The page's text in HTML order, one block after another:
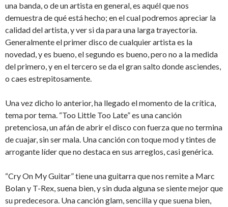
una banda, o de un artista en general, es aquél que nos
demuestra de qué está hecho; en el cual podremos apreciar la
calidad del artista, y ver si da para una larga trayectoria.
Generalmente el primer disco de cualquier artista es la
novedad, y es bueno, el segundo es bueno, pero no a la medida
del primero, y en el tercero se da el gran salto donde asciendes,
o caes estrepitosamente.
Una vez dicho lo anterior, ha llegado el momento de la crítica,
tema por tema. “Too Little Too Late” es una canción
pretenciosa, un afán de abrir el disco con fuerza que no termina
de cuajar, sin ser mala. Una canción con toque mod y tintes de
arrogante líder que no destaca en sus arreglos, casi genérica.
“Cry On My Guitar” tiene una guitarra que nos remite a Marc
Bolan y T-Rex, suena bien, y sin duda alguna se siente mejor que
su predecesora. Una canción glam, sencilla y que suena bien,